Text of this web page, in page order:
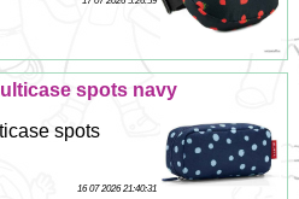
spots navy
spots
16 07 2026 21:40:31